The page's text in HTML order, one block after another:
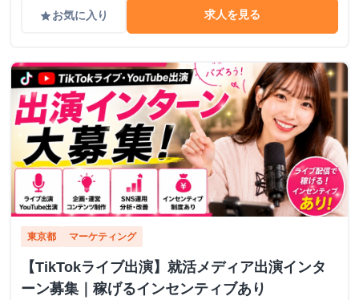
gradeお気に入り 求人を見る
東京都 マーケティング
【TikTokライブ出演】就活メディア出演インタ
ーン募集｜稼げるインセンティブあり